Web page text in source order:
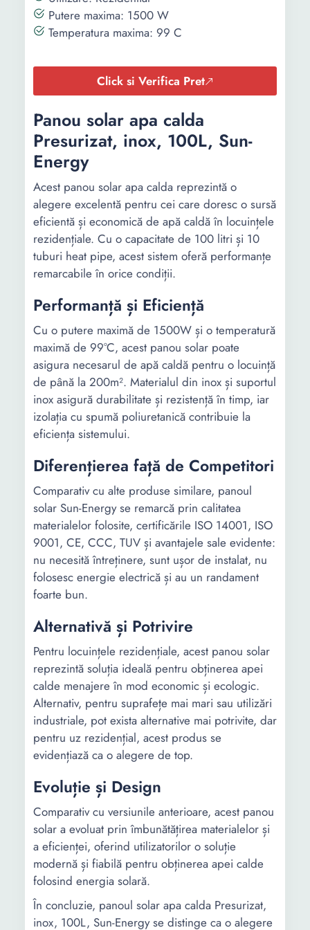
Recomandat
pentru
1.5 m²
Lungime:
1630 mm
Latime:
Greutate:
51.2 Kg
Putere maxima: 1500 W
Temperatura maxima: 99 C
Click si Verifica Pret
Panou solar apa calda
Presurizat, inox, 100L, Sun-
Energy
Acest panou solar apa calda reprezintă o
alegere excelentă pentru cei care doresc o sursă
eficientă și economică de apă caldă în locuințele
rezidențiale. Cu o capacitate de 100 litri și 10
tuburi heat pipe, acest sistem oferă performanțe
remarcabile în orice condiții.
Performanță și Eficiență
Cu o putere maximă de 1500W și o temperatură
maximă de 99°C, acest panou solar poate
asigura necesarul de apă caldă pentru o locuință
de până la 200m². Materialul din inox și suportul
inox asigură durabilitate și rezistență în timp, iar
izolația cu spumă poliuretanică contribuie la
eficiența sistemului.
Diferențierea față de Competitori
Comparativ cu alte produse similare, panoul
solar Sun-Energy se remarcă prin calitatea
materialelor folosite, certificările ISO 14001, ISO
9001, CE, CCC, TUV și avantajele sale evidente:
nu necesită întreținere, sunt ușor de instalat, nu
folosesc energie electrică și au un randament
foarte bun.
Alternativă și Potrivire
Pentru locuințele rezidențiale, acest panou solar
reprezintă soluția ideală pentru obținerea apei
calde menajere în mod economic și ecologic.
Alternativ, pentru suprafețe mai mari sau utilizări
industriale, pot exista alternative mai potrivite, dar
pentru uz rezidențial, acest produs se
evidențiază ca o alegere de top.
Evoluție și Design
Comparativ cu versiunile anterioare, acest panou
solar a evoluat prin îmbunătățirea materialelor și
a eficienței, oferind utilizatorilor o soluție
modernă și fiabilă pentru obținerea apei calde
folosind energia solară.
În concluzie, panoul solar apa calda Presurizat,
inox, 100L, Sun-Energy se distinge ca o alegere